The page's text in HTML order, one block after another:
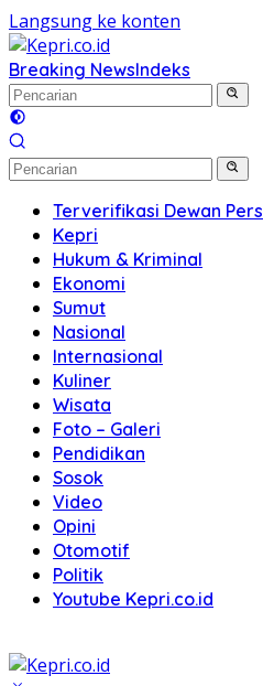
Langsung ke konten
Breaking NewsIndeks
Terverifikasi Dewan Pers
Kepri
Hukum & Kriminal
Ekonomi
Sumut
Nasional
Internasional
Kuliner
Wisata
Foto – Galeri
Pendidikan
Sosok
Video
Opini
Otomotif
Politik
Youtube Kepri.co.id